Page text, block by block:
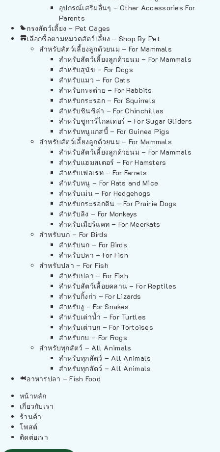
อุปกรณ์เสริมอื่นๆ – Other Accessories For
Parents
กรงสัตว์เลี้ยง – Pet Cages
เลือกซื้อตามหมวดสัตว์เลี้ยง – Shop By Pet
สำหรับสัตว์เลี้ยงลูกด้วยนม – For Mammals
สำหรับสัตว์เลี้ยงลูกด้วยนม – For Mammals
สำหรับสุนัข – For Dogs
สำหรับแมว – For Cats
สำหรับกระต่าย – For Rabbits
สำหรับกระรอก – For Squirrels
สำหรับชินชิล่า – For Chinchillas
สำหรับชูการ์ไกลเดอร์ – For Sugar Gliders
สำหรับหนูแกสบี้ – For Guinea Pigs
สำหรับสัตว์เลี้ยงลูกด้วยนม – For Mammals
สำหรับสัตว์เลี้ยงลูกด้วยนม – For Mammals
สำหรับแฮมสเตอร์ – For Hamsters
สำหรับเฟอเรท – For Ferrets
สำหรับหนู – For Rats and Mice
สำหรับเม่น – For Hedgehogs
สำหรับกระรอกดิน – For Prairie Dogs
สำหรับลิง – For Monkeys
สำหรับเมียร์แคท – For Meerkats
สำหรับนก – For Birds
สำหรับนก – For Birds
สำหรับปลา – For Fish
สำหรับปลา – For Fish
สำหรับปลา – For Fish
สำหรับสัตว์เลื้อยคลาน – For Reptiles
สำหรับกิ้งก่า – For Lizards
สำหรับงู – For Snakes
สำหรับเต่าน้ำ – For Turtles
สำหรับเต่าบก – For Tortoises
สำหรับกบ – For Frogs
สำหรับทุกสัตว์ – All Animals
สำหรับทุกสัตว์ – All Animals
สำหรับทุกสัตว์ – All Animals
อาหารปลา – Fish Food
หน้าหลัก
เกี่ยวกับเรา
ร้านค้า
โพสต์
ติดต่อเรา